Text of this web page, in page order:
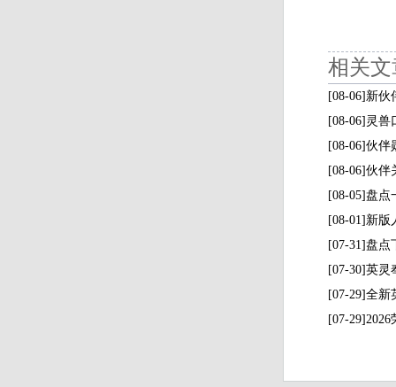
相关文
[08-06]新伙
[08-06]灵兽
[08-06]伙伴
[08-06]伙伴
[08-05]盘点
[08-01]新版
[07-31]盘点
[07-30]英灵
[07-29]全新
[07-